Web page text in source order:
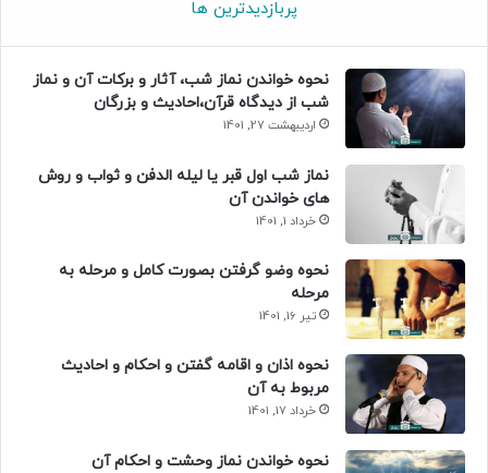
پربازدیدترین ها
نحوه خواندن نماز شب، آثار و برکات آن و نماز
شب از دیدگاه قرآن،احادیث و بزرگان
اردیبهشت 27, 1401
نماز شب اول قبر یا لیله الدفن و ثواب و روش
های خواندن آن
خرداد 1, 1401
نحوه وضو گرفتن بصورت کامل و مرحله به
مرحله
تیر 16, 1401
نحوه اذان و اقامه گفتن و احکام و احادیث
مربوط به آن
خرداد 17, 1401
نحوه خواندن نماز وحشت و احکام آن